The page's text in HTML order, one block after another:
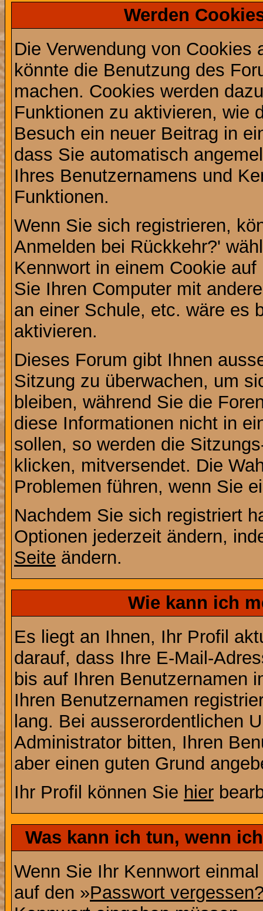
Werden
Die Verwendung von
könnte die Benutzung des
machen. Cookies werden
Funktionen zu aktivieren, wie
Besuch ein neuer Beitrag in
dass Sie automatisch
Ihres Benutzernamens und
Funktionen.
Wenn Sie sich registrieren,
Anmelden bei Rückkehr?'
Kennwort in einem Cookie
Sie Ihren Computer mit
an einer Schule, etc. wäre es
aktivieren.
Dieses Forum gibt Ihnen
Sitzung zu überwachen, um
bleiben, während Sie die
diese Informationen nicht in
sollen, so werden die
klicken, mitversendet. Die
Problemen führen, wenn Sie
Nachdem Sie sich registriert
Optionen jederzeit ändern,
Seite ändern.
Wie kann ich
Es liegt an Ihnen, Ihr Profil
darauf, dass Ihre E-Mail-
bis auf Ihren Benutzernamen
Ihren Benutzernamen
lang. Bei ausserordentlichen
Administrator bitten, Ihren
aber einen guten Grund
Ihr Profil können Sie hier
Was kann ich tun, wenn
Wenn Sie Ihr Kennwort
auf den »Passwort